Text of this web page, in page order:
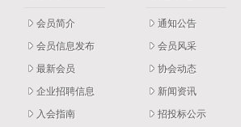
会员简介
会员信息发布
最新会员
企业招聘信息
入会指南
通知公告
会员风采
协会动态
新闻资讯
招投标公示